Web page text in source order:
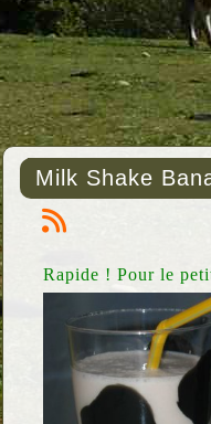
Milk Shake
Rapide ! Pour le